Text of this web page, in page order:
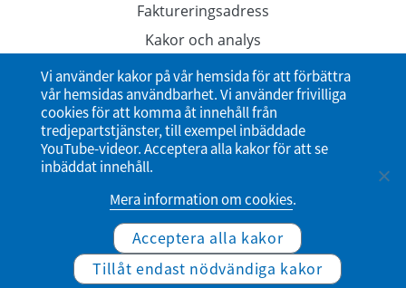
Faktureringsadress
Kakor och analys
Dataskyddsbeskrivningar
Tillgänglighetsutlåtande
© Studenternas hälsovårdsstiftelse
Website by Verkkovaraani
Vi använder kakor på vår hemsida för att förbättra
vår hemsidas användbarhet. Vi använder frivilliga
cookies för att komma åt innehåll från
tredjepartstjänster, till exempel inbäddade
YouTube-videor. Acceptera alla kakor för att se
inbäddat innehåll.
Mera information om cookies.
Acceptera alla kakor
Tillåt endast nödvändiga kakor